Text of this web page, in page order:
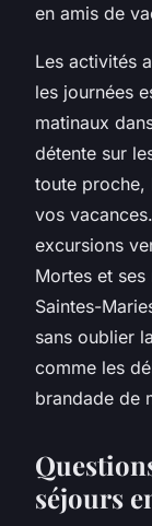
en amis de
Les activités
les journées
matinaux
détente sur
toute proche,
vos
excursions
Mortes et
Saintes-
sans oublier
comme les
brandade de
séjours